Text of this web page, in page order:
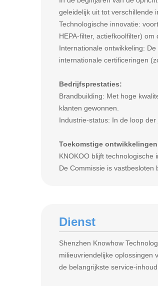
geleidelijk uit tot verschillende
Technologische innovatie:
HEPA-filter, actiefkoolfilter)
Internationale ontwikkeling:
internationale certificeringen
Bedrijfsprestaties:
Brandbuilding: Met hoge
klanten gewonnen.
Industrie-status: In de loop
Toekomstige
KNOKOO blijft technologische
De Commissie is vastbesloten
Dienst
Shenzhen Knowhow
milieuvriendelijke oplossingen
de belangrijkste service-